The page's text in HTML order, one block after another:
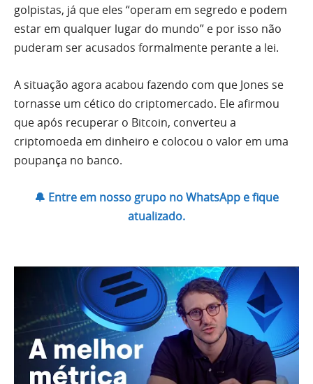
golpistas, já que eles “operam em segredo e podem
estar em qualquer lugar do mundo” e por isso não
puderam ser acusados formalmente perante a lei.
A situação agora acabou fazendo com que Jones se
tornasse um cético do criptomercado. Ele afirmou
que após recuperar o Bitcoin, converteu a
criptomoeda em dinheiro e colocou o valor em uma
poupança no banco.
🔔 Entre em nosso grupo no WhatsApp e fique
atualizado.